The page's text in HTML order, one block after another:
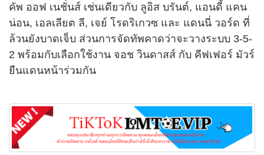
คัพ ออฟ เนชั่นส์ เช่นเดียวกับ ลูอิส บรันต์, แอนดี้ แคน
น่อน, เอลเลียต ลี, เจย์ โรดริเกวซ และ แดนนี่ วอร์ด ที่
ล้วนยังบาดเจ็บ ส่วนการจัดทัพคาดว่าจะวางระบบ 3-5-
2 พร้อมกับเลือกใช้งาน จอช วินดาสส์ กับ คีฟเฟอร์ มัวร์
ยืนแดนหน้าร่วมกัน